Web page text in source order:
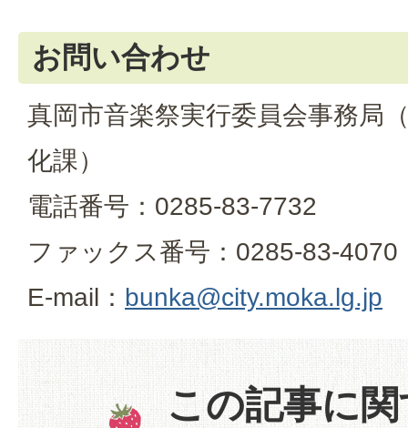
お問い合わせ
真岡市音楽祭実行委員会事務局
化課）
電話番号：0285-83-7732
ファックス番号：0285-83-4070
E-mail： bunka@city.moka.lg.jp
この記事に